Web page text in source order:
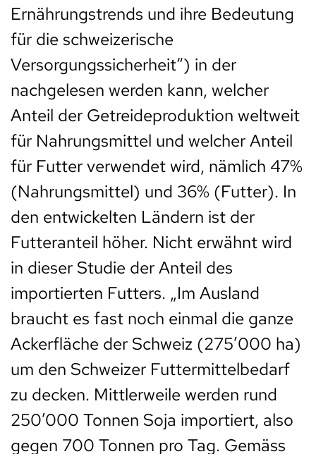
Ernährungstrends und ihre Bedeutung
für die schweizerische
Versorgungssicherheit“) in der
nachgelesen werden kann, welcher
Anteil der Getreideproduktion weltweit
für Nahrungsmittel und welcher Anteil
für Futter verwendet wird, nämlich 47%
(Nahrungsmittel) und 36% (Futter). In
den entwickelten Ländern ist der
Futteranteil höher. Nicht erwähnt wird
in dieser Studie der Anteil des
importierten Futters. „Im Ausland
braucht es fast noch einmal die ganze
Ackerfläche der Schweiz (275′000 ha)
um den Schweizer Futtermittelbedarf
zu decken. Mittlerweile werden rund
250’000 Tonnen Soja importiert, also
gegen 700 Tonnen pro Tag. Gemäss